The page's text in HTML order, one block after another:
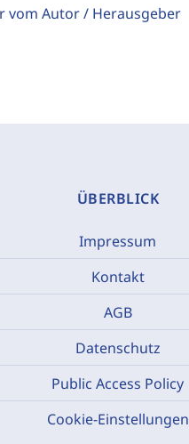
vom Autor / Herausgeber
ÜBERBLICK
Impressum
Kontakt
AGB
Datenschutz
Public Access Policy
Cookie-Einstellungen